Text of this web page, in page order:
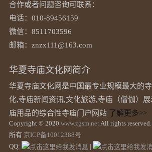
合作或者问题咨询可联系：
电话：010-89456159
微信：8511703596
邮箱：znzx111@163.com
华夏寺庙文化网简介
华夏寺庙文化网是中国最专业规模最大的
化,寺庙新闻资讯,文化旅游,寺庙（僧伽）
庙用品的综合性寺庙门户网站
了解更多>>
Copyright © 2020 www.zgsm.net All rights reserved.
所有 京ICP备10012388号
QQ:
|